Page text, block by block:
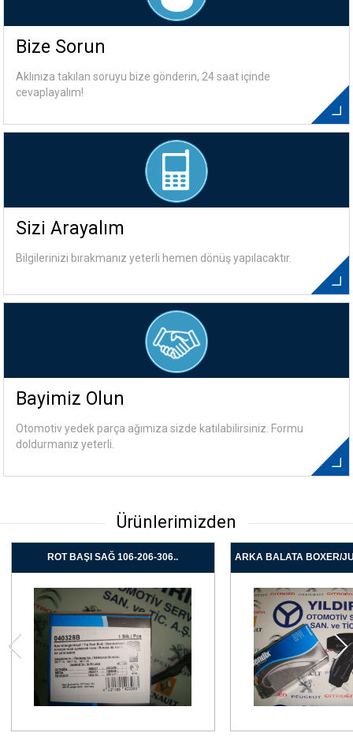
Bize Sorun
Aklınıza takılan soruyu bize gönderin, 24 saat içinde
cevaplayalım!
Sizi Arayalım
Bilgilerinizi bırakmanız yeterli hemen dönüş yapılacaktır.
Bayimiz Olun
Otomotiv yedek parça ağımıza sizde katılabilirsiniz. Formu
doldurmanız yeterli.
Ürünlerimizden
ROT BAŞI SAĞ 106-206-306.. ARKA BALATA BOXER/